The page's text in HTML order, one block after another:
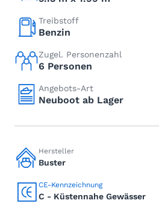
Treibstoff
Benzin
Zugel. Personenzahl
6 Personen
Angebots-Art
Neuboot ab Lager
Hersteller
Buster
CE-Kennzeichnung
C - Küstennahe Gewässer